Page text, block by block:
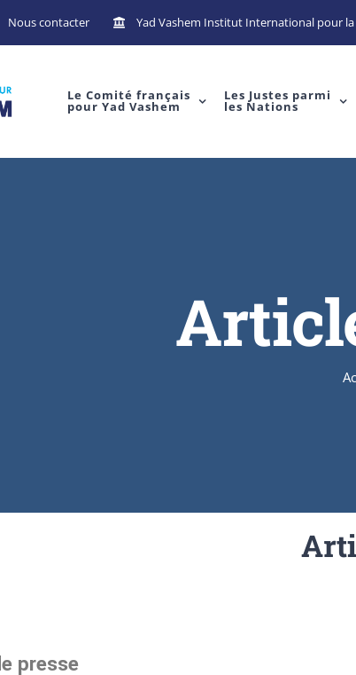
Nous contacter Yad Vashem Institut International pour
Le Comité français
pour Yad Vashem
Les Justes parmi
les Nations
presse